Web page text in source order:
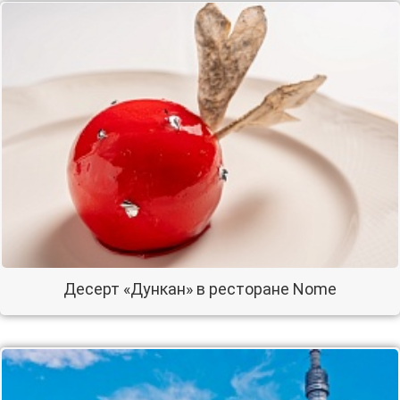
Десерт «Дункан» в ресторане Nome